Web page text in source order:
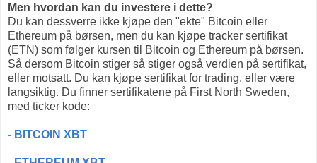
Men hvordan kan du investere i dette?
Du kan dessverre ikke kjøpe den "ekte" Bitcoin eller
Ethereum på børsen, men du kan kjøpe tracker sertifikat
(ETN) som følger kursen til Bitcoin og Ethereum på børsen.
Så dersom Bitcoin stiger så stiger også verdien på sertifikat,
eller motsatt. Du kan kjøpe sertifikat for trading, eller være
langsiktig. Du finner sertifikatene på First North Sweden,
med ticker kode:
- BITCOIN XBT